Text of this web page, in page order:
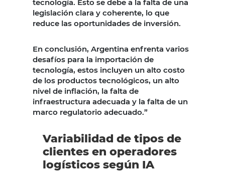
tecnología. Esto se debe a la falta de una
legislación clara y coherente, lo que
reduce las oportunidades de inversión.
En conclusión, Argentina enfrenta varios
desafíos para la importación de
tecnología, estos incluyen un alto costo
de los productos tecnológicos, un alto
nivel de inflación, la falta de
infraestructura adecuada y la falta de un
marco regulatorio adecuado.”
Variabilidad de tipos de
clientes en operadores
logísticos según IA